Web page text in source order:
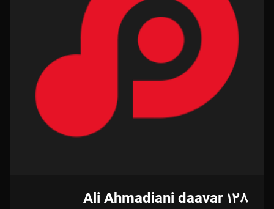
Ali Ahmadiani daavar 128